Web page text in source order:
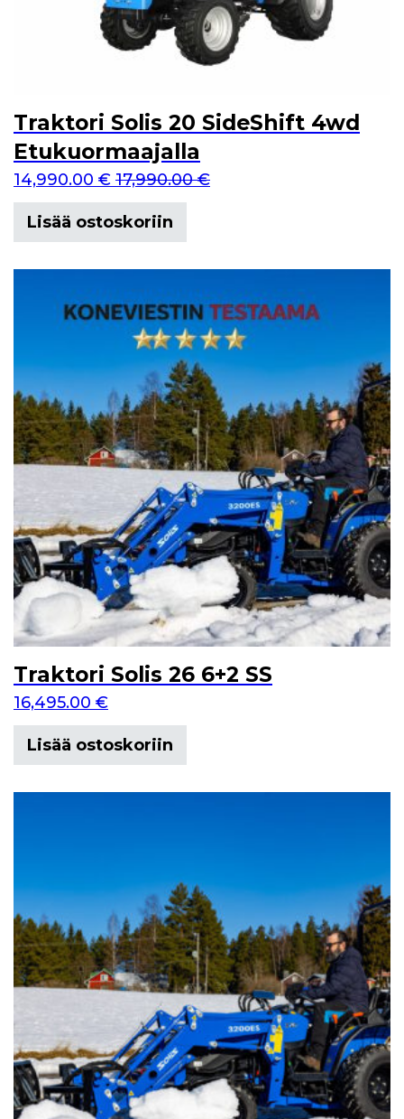
Traktori Solis 20 SideShift 4wd
Etukuormaajalla
14,990.00 € 17,990.00€
Lisää ostoskoriin
Traktori Solis 26 6+2 SS
16,495.00 €
Lisää ostoskoriin